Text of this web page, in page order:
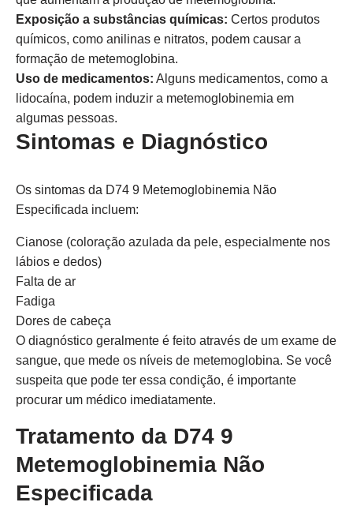
Exposição a substâncias químicas: Certos produtos
químicos, como anilinas e nitratos, podem causar a
formação de metemoglobina.
Uso de medicamentos: Alguns medicamentos, como a
lidocaína, podem induzir a metemoglobinemia em
algumas pessoas.
Sintomas e Diagnóstico
Os sintomas da D74 9 Metemoglobinemia Não
Especificada incluem:
Cianose (coloração azulada da pele, especialmente nos
lábios e dedos)
Falta de ar
Fadiga
Dores de cabeça
O diagnóstico geralmente é feito através de um exame de
sangue, que mede os níveis de metemoglobina. Se você
suspeita que pode ter essa condição, é importante
procurar um médico imediatamente.
Tratamento da D74 9
Metemoglobinemia Não
Especificada